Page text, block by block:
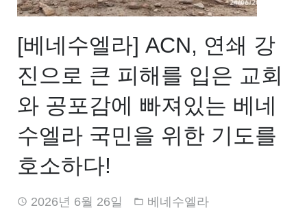
[베네수엘라] ACN, 연쇄 강
진으로 큰 피해를 입은 교회
와 공포감에 빠져있는 베네
수엘라 국민을 위한 기도를
호소하다!
2026년 6월 26일 베네수엘라